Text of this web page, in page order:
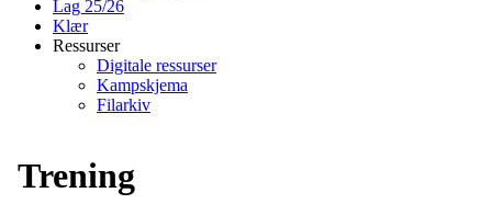
Lag 25/26
Klær
Ressurser
Digitale ressurser
Kampskjema
Filarkiv
Trening